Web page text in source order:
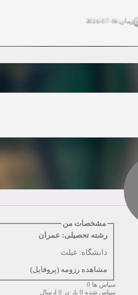
04-2025
زمان:11-11-2024
زمان:10-13-2024
زمان:10-11-2024
مشخصات من
رشته تحصیلی: عمران
دانشگاه: غیلث
مشاهده رزومه (پروفایل)
سپاس ها 0
سپاس شده 0 بار در 0 ارسال